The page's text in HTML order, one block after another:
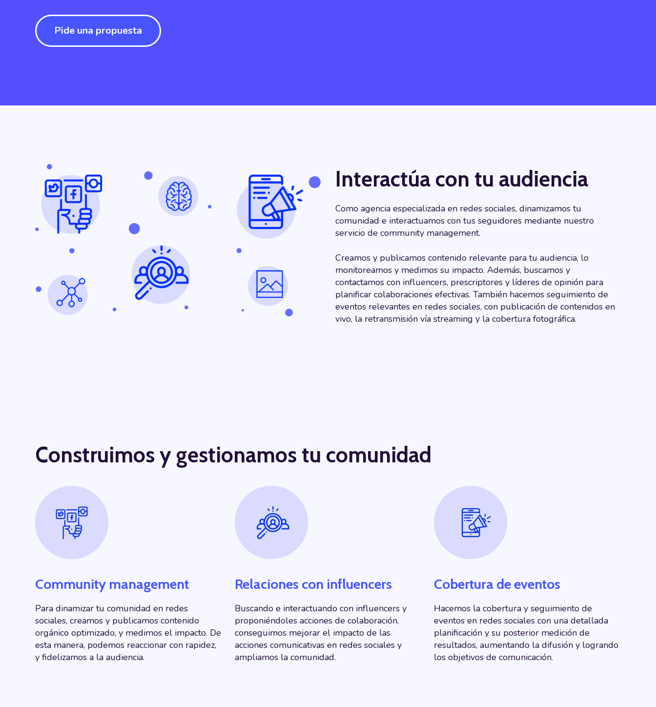
Pide una propuesta
Interactúa con tu audiencia
Como agencia especializada en redes sociales, dinamizamos tu
comunidad e interactuamos con tus seguidores mediante nuestro
servicio de community management.
Creamos y publicamos contenido relevante para tu audiencia, lo
monitoreamos y medimos su impacto.Además, buscamos y
contactamos con influencers, prescriptores y líderes de opinión para
planificar colaboraciones efectivas. También hacemos seguimiento de
eventos relevantes en redes sociales, con publicación de contenidos en
vivo, la retransmisión vía streaming y la cobertura fotográfica.
Construimos y gestionamos tu comunidad
Community management
Para dinamizar tu comunidad en redes
sociales, creamos y publicamos contenido
orgánico optimizado, y medimos el impacto. De
esta manera, podemos reaccionar con rapidez,
y fidelizamos a la audiencia.
Relaciones con influencers
Buscando e interactuando con influencers y
proponiéndoles acciones de colaboración,
conseguimos mejorar el impacto de las
acciones comunicativas en redes sociales y
ampliamos la comunidad.
Cobertura de eventos
Hacemos la cobertura y seguimiento de
eventos en redes sociales con una detallada
planificación y su posterior medición de
resultados, aumentando la difusión y logrando
los objetivos de comunicación.